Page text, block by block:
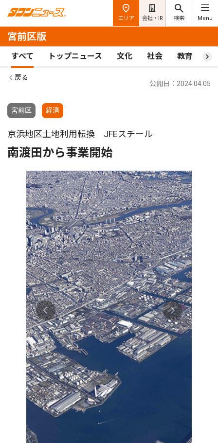
エリア 会社・IR 検索 Menu
宮前区版
すべて トップニュース 文化 社会 教育 ス
戻る
宮前区 経済
公開日：2024.04.05
京浜地区土地利用転換 JFEスチール
南渡田から事業開始